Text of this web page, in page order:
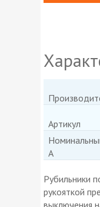
Артикул
А
Рубильники
рукояткой
выключения